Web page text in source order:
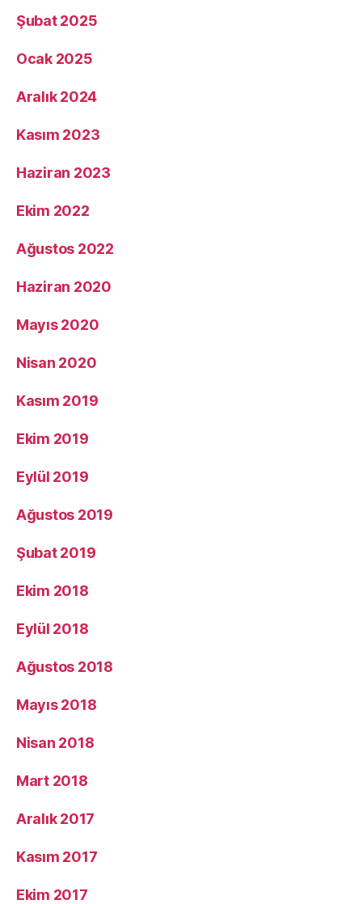
Şubat 2025
Ocak 2025
Aralık 2024
Kasım 2023
Haziran 2023
Ekim 2022
Ağustos 2022
Haziran 2020
Mayıs 2020
Nisan 2020
Kasım 2019
Ekim 2019
Eylül 2019
Ağustos 2019
Şubat 2019
Ekim 2018
Eylül 2018
Ağustos 2018
Mayıs 2018
Nisan 2018
Mart 2018
Aralık 2017
Kasım 2017
Ekim 2017